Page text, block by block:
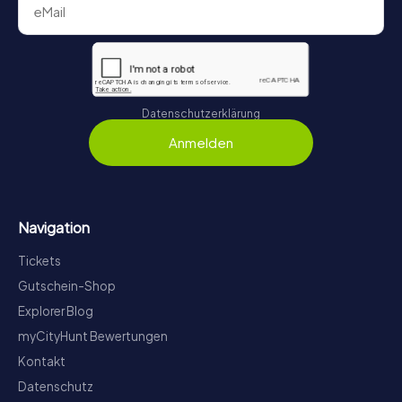
Datenschutzerklärung
Anmelden
Navigation
Tickets
Gutschein-Shop
Explorer Blog
myCityHunt Bewertungen
Kontakt
Datenschutz